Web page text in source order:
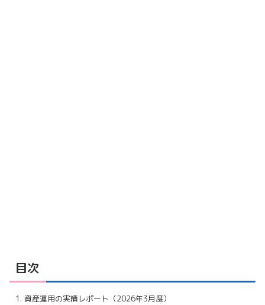
目次
資産運用の実績レポート（2026年3月度）